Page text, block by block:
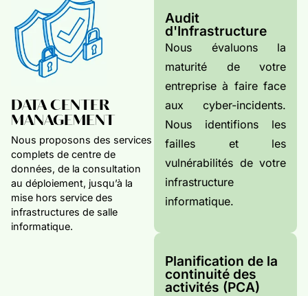
DATA CENTER
MANAGEMENT
Nous proposons des services
complets de centre de
données, de la consultation
au déploiement, jusqu’à la
mise hors service des
infrastructures de salle
informatique.
Audit
d'Infrastructure
Nous évaluons la
maturité de votre
entreprise à faire face
aux cyber-incidents.
Nous identifions les
failles et les
vulnérabilités de votre
infrastructure
informatique.
Planification de la
continuité des
activités (PCA)